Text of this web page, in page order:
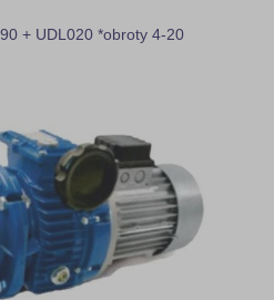
+ UDL020 *obroty 4-20